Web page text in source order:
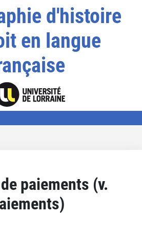
d'histoire
en langue
paiements (v.